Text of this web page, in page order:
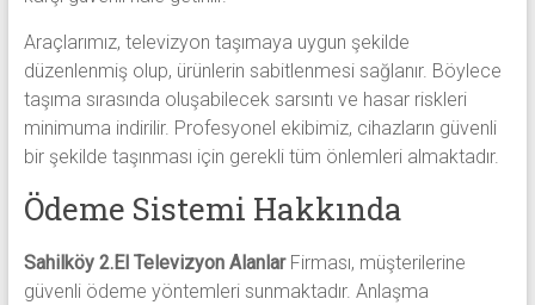
Araçlarımız, televizyon taşımaya uygun şekilde
düzenlenmiş olup, ürünlerin sabitlenmesi sağlanır. Böylece
taşıma sırasında oluşabilecek sarsıntı ve hasar riskleri
minimuma indirilir. Profesyonel ekibimiz, cihazların güvenli
bir şekilde taşınması için gerekli tüm önlemleri almaktadır.
Ödeme Sistemi Hakkında
Sahilköy 2.El Televizyon Alanlar Firması, müşterilerine
güvenli ödeme yöntemleri sunmaktadır. Anlaşma